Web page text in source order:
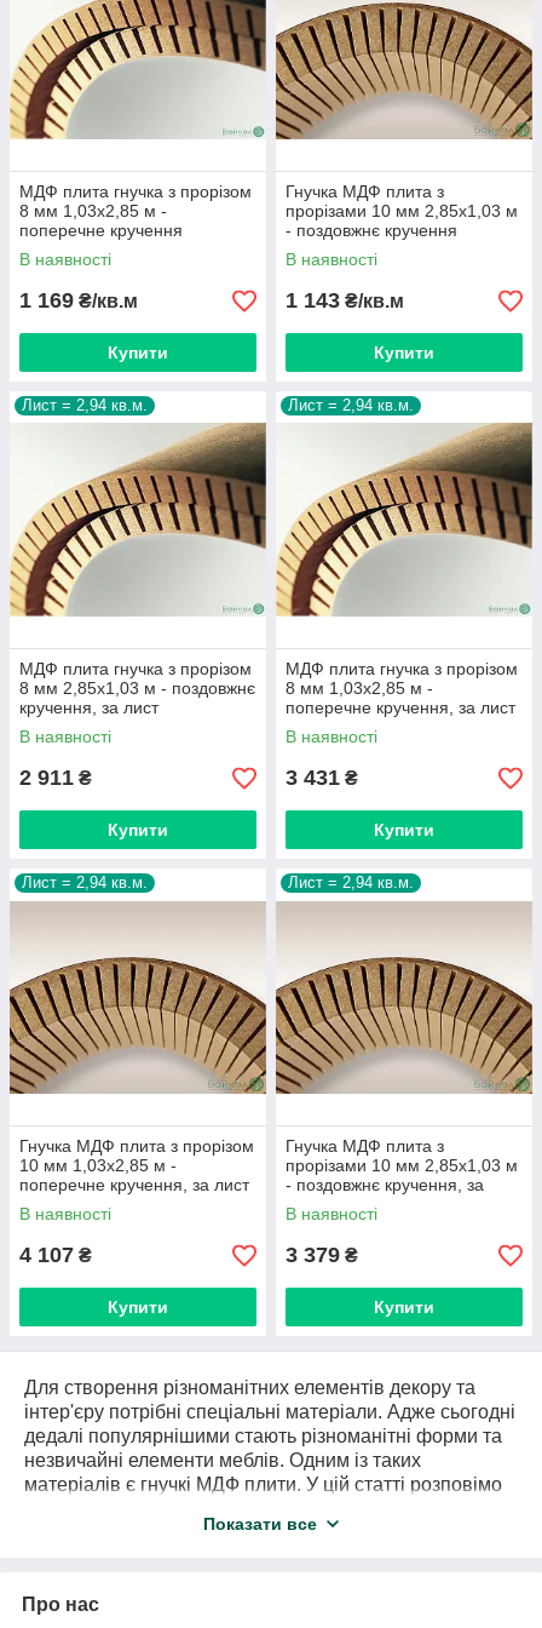
Властивості МДФ плити з прорізями:
відмінна гнучкість, можливість надання будь-якої
гнутої форми; висока стійкість до навантажень; при
склеюванні двох плит разом можна отримати міцну
конструкцію потрібних параметрів; чіткість і
точність прорізів допомагає створювати ідеально
круглі структури.
МДФ плита гнучка з прорізом
8 мм 1,03х2,85 м -
поперечне кручення
В наявності
1 169 ₴/кв.м
Купити
Гнучка МДФ плита з
прорізами 10 мм 2,85х1,03 м
- поздовжнє кручення
В наявності
1 143 ₴/кв.м
Купити
Лист = 2,94 кв.м.
МДФ плита гнучка з прорізом
8 мм 2,85х1,03 м - поздовжнє
кручення, за лист
В наявності
2 911 ₴
Купити
Лист = 2,94 кв.м.
МДФ плита гнучка з прорізом
8 мм 1,03х2,85 м -
поперечне кручення, за лист
В наявності
3 431 ₴
Купити
Лист = 2,94 кв.м.
Гнучка МДФ плита з прорізом
10 мм 1,03х2,85 м -
поперечне кручення, за лист
В наявності
4 107 ₴
Купити
Лист = 2,94 кв.м.
Гнучка МДФ плита з
прорізами 10 мм 2,85х1,03 м
- поздовжнє кручення, за
лист
В наявності
3 379 ₴
Купити
Для створення різноманітних елементів декору та
інтер'єру потрібні спеціальні матеріали. Адже сьогодні
дедалі популярнішими стають різноманітні форми та
незвичайні елементи меблів. Одним із таких
матеріалів є гнучкі МДФ плити. У цій статті розповімо
середньої щільності, яка виробляється з єдиною
Показати все
Про нас